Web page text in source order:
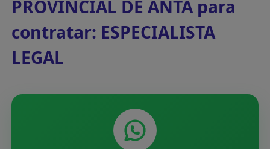
PROVINCIAL DE ANTA para
contratar: ESPECIALISTA
LEGAL